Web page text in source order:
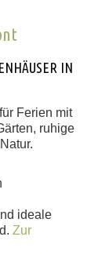
IN
Ferien mit
ruhige
ideale
Zur